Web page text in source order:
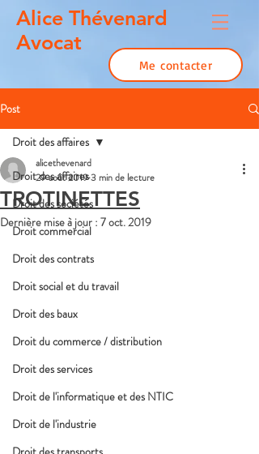
Alice Thévenard
Avocat
Me contacter
Post
Droit des affaires
Droit des sociétés
Droit commercial
Droit des contrats
Droit social et du travail
Droit des baux
Droit du commerce / distribution
Droit des services
Droit de l'informatique et des NTIC
Droit de l'industrie
Droit des affaires
TROTINETTES
alicethevenard
29 août 20193 min de lecture
Dernière mise à jour : 7 oct. 2019